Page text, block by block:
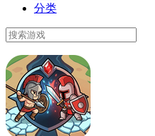
分类